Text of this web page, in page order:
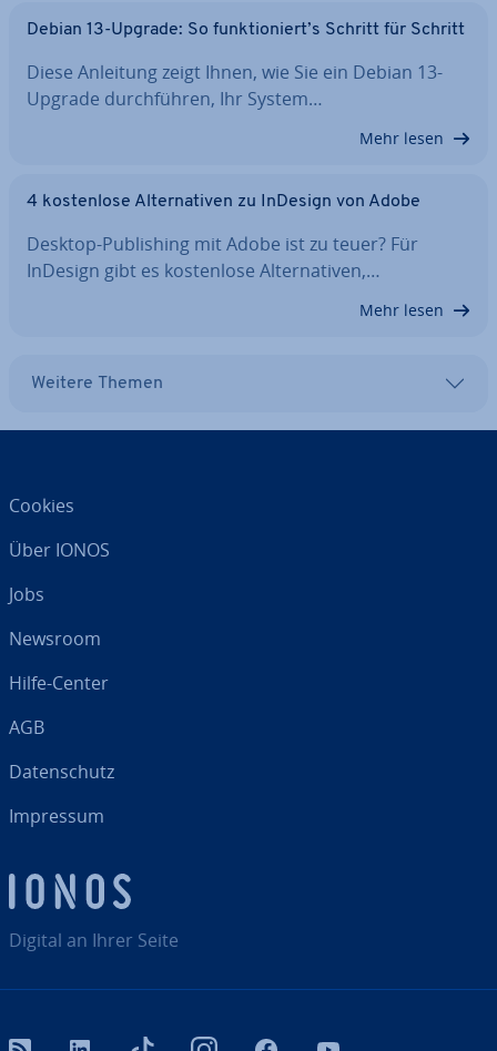
Debian 13-Upgrade: So funk­tio­niert’s Schritt für Schritt
Diese Anleitung zeigt Ihnen, wie Sie ein Debian 13-
Upgrade durch­füh­ren, Ihr System…
Mehr lesen
4 kos­ten­lo­se Al­ter­na­ti­ven zu InDesign von Adobe
Desktop-Pu­bli­shing mit Adobe ist zu teuer? Für
InDesign gibt es kos­ten­lo­se Al­ter­na­ti­ven,…
Mehr lesen
Weitere Themen
Digital an Ihrer Seite
Cookies
Über IONOS
Jobs
Newsroom
Hilfe-Center
AGB
Da­ten­schutz
Impressum